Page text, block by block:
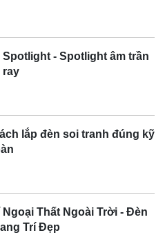
- Spotlight âm trần
ray
lắp đèn soi tranh đúng kỹ
Thất Ngoài Trời - Đèn
Trí Đẹp